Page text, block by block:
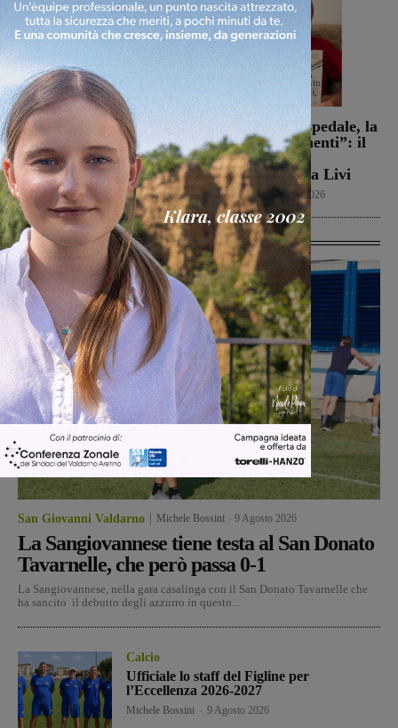
Campionato di serie D,
domani i calendari
Calcio 9 Agosto 2026
Dal treno all’ospedale, la
vita in “Frammenti”: il
primo libro del
valdarnese Luca Livi
Cultura 9 Agosto 2026
Ultime Calcio
San Giovanni Valdarno Michele Bossini 9 Agosto 2026
La Sangiovannese tiene testa al San Donato
Tavarnelle, che però passa 0-1
La Sangiovannese, nella gara casalinga con il San Donato Tavarnelle che
ha sancito il debutto degli azzurro in questo...
Calcio
Ufficiale lo staff del Figline per
l’Eccellenza 2026-2027
Michele Bossini 9 Agosto 2026